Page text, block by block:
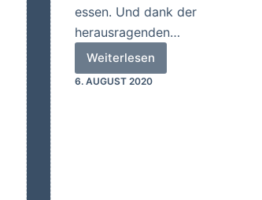
essen. Und dank der
herausragenden…
Weiterlesen
Schloss
Issigau
6. AUGUST 2020